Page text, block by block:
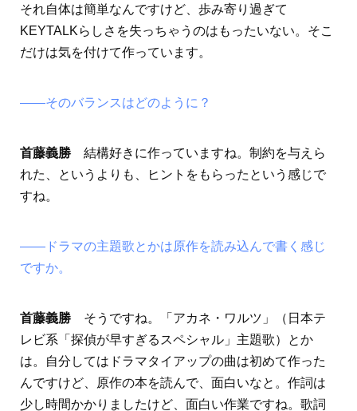
それ自体は簡単なんですけど、歩み寄り過ぎて
KEYTALKらしさを失っちゃうのはもったいない。そこ
だけは気を付けて作っています。
――そのバランスはどのように？
首藤義勝 結構好きに作っていますね。制約を与えら
れた、というよりも、ヒントをもらったという感じで
すね。
――ドラマの主題歌とかは原作を読み込んで書く感じ
ですか。
首藤義勝 そうですね。「アカネ・ワルツ」（日本テ
レビ系「探偵が早すぎるスペシャル」主題歌）とか
は。自分してはドラマタイアップの曲は初めて作った
んですけど、原作の本を読んで、面白いなと。作詞は
少し時間かかりましたけど、面白い作業ですね。歌詞